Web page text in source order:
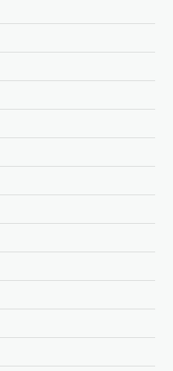
കോടി
ലഭിച്ച
സംഭാവനകളുടെ
ക്രമക്കേടും
തുകയുടെ
ഉയർന്ന
,വാർത്തകൾ